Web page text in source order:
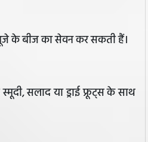
के बीज का सेवन कर सकती हैं।
सलाद या ड्राई फ्रूट्स के साथ